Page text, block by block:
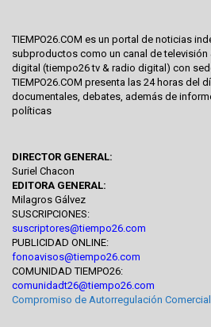
TIEMPO26.COM es un portal de noticias
subproductos como un canal de televisión
digital (tiempo26 tv & radio digital) con
TIEMPO26.COM presenta las 24 horas del
documentales, debates, además de
políticas
DIRECTOR GENERAL:
Suriel Chacon
EDITORA GENERAL:
Milagros Gálvez
SUSCRIPCIONES:
suscriptores@tiempo26.com
PUBLICIDAD ONLINE:
fonoavisos@tiempo26.com
COMUNIDAD TIEMPO26:
comunidadt26@tiempo26.com
Compromiso de Autorregulación Comercial